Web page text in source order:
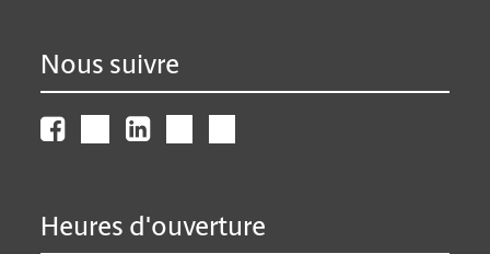
Nous suivre
Heures d'ouverture